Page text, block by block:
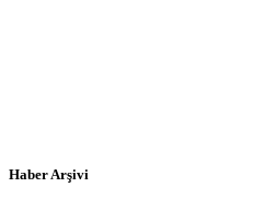
Haber Arşivi